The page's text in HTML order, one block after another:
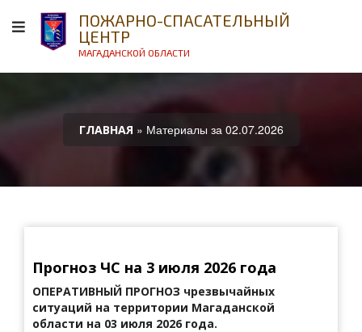
ПОЖАРНО-СПАСАТЕЛЬНЫЙ
ЦЕНТР
МАГАДАНСКОЙ ОБЛАСТИ
ГЛАВНАЯ » Материалы за 02.07.2026
Прогноз ЧС на 3 июля 2026 года
ОПЕРАТИВНЫЙ ПРОГНОЗ чрезвычайных
ситуаций на территории Магаданской
области на 03 июля 2026 года.